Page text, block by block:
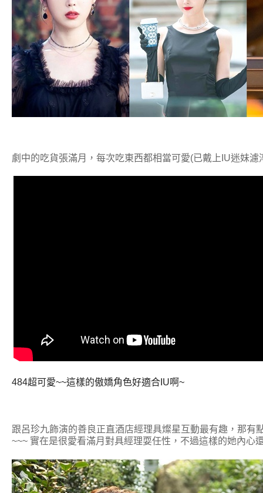
劇中的吃貨張滿月，每次吃東西都相當可愛(已戴上IU迷妹
484超可愛~~這樣的傲嬌角色好適合IU啊~
跟呂珍九飾演的善良正直酒店經理具燦星互動最有趣，那有
~~~ 實在是很愛看滿月對具經理耍任性，不過這樣的她內心